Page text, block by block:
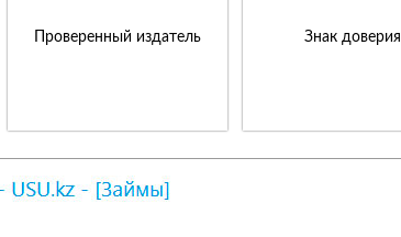
Проверенный издатель Знак доверия